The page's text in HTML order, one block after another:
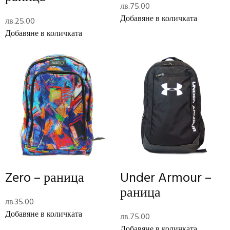
Description
Star Wars – чанта
Допълнителна информация
0.2 кг
Размери7 × 35 × 26 см
Отзиви (0)
Reviews
There are no reviews yet.
Раници,Ученически пособия
лв.25.00
Добавяне в количката
лв.75.00
Добавяне в количката
Zero – раница
лв.35.00
Добавяне в количката
Under Armour –
раница
лв.75.00